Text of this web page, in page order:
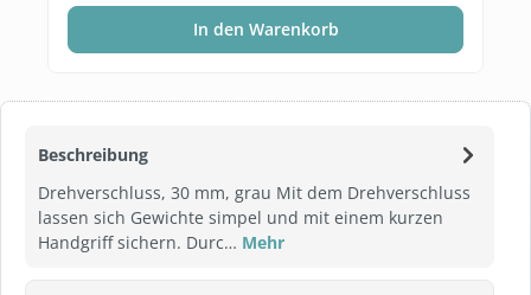
Beschreibung
Drehverschluss, 30 mm, grau Mit dem Drehverschluss
lassen sich Gewichte simpel und mit einem kurzen
Handgriff sichern. Durc… Mehr
In den Warenkorb